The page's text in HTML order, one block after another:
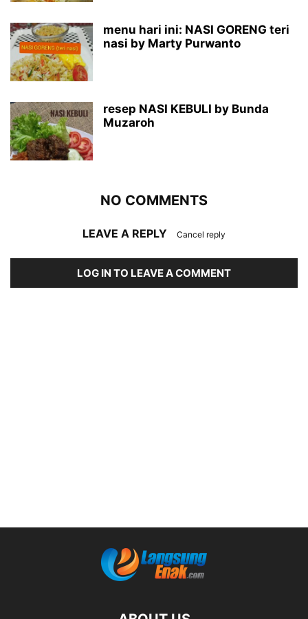
menu hari ini: NASI GORENG teri
nasi by Marty Purwanto
resep NASI KEBULI by Bunda
Muzaroh
NO COMMENTS
LEAVE A REPLY Cancel reply
LOG IN TO LEAVE A COMMENT